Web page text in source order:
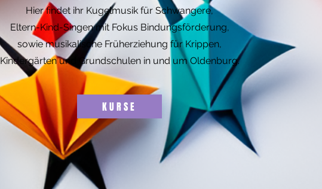
Hier findet ihr Kugelmusik für Schwangere,
Eltern-Kind-Singen mit Fokus Bindungsförderung,
sowie musikalische Früherziehung für Krippen,
Kindergärten und Grundschulen in und um Oldenburg.
K U R S E